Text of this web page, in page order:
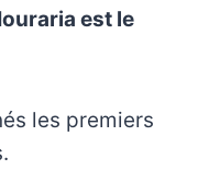
est le
les premiers